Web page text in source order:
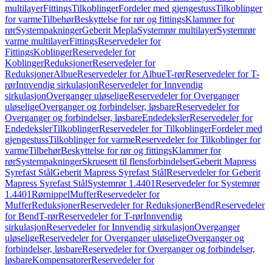
multilayerFittingsTilkoblingerFordeler med gjengestussTilkoblinger
for varmeTilbehørBeskyttelse for rør og fittingsKlammer for
rørSystempakningerGeberit MeplaSystemrør multilayerSystemrør
varme multilayerFittingsReservedeler for
FittingsKoblingerReservedeler for
KoblingerReduksjonerReservedeler for
ReduksjonerAlbueReservedeler for AlbueT-rørReservedeler for T-
rørInnvendig sirkulasjonReservedeler for Innvendig
sirkulasjonOverganger uløseligeReservedeler for Overganger
uløseligeOverganger og forbindelser, løsbareReservedeler for
Overganger og forbindelser, løsbareEndedekslerReservedeler for
EndedekslerTilkoblingerReservedeler for TilkoblingerFordeler med
gjengestussTilkoblinger for varmeReservedeler for Tilkoblinger for
varmeTilbehørBeskyttelse for rør og fittingsKlammer for
rørSystempakningerSkruesett til flensforbindelserGeberit Mapress
Syrefast StålGeberit Mapress Syrefast StålReservedeler for Geberit
Mapress Syrefast StålSystemrør 1.4401Reservedeler for Systemrør
1.4401RørnippelMufferReservedeler for
MufferReduksjonerReservedeler for ReduksjonerBendReservedeler
for BendT-rørReservedeler for T-rørInnvendig
sirkulasjonReservedeler for Innvendig sirkulasjonOverganger
uløseligeReservedeler for Overganger uløseligeOverganger og
forbindelser, løsbareReservedeler for Overganger og forbindelser,
løsbareKompensatorerReservedeler for